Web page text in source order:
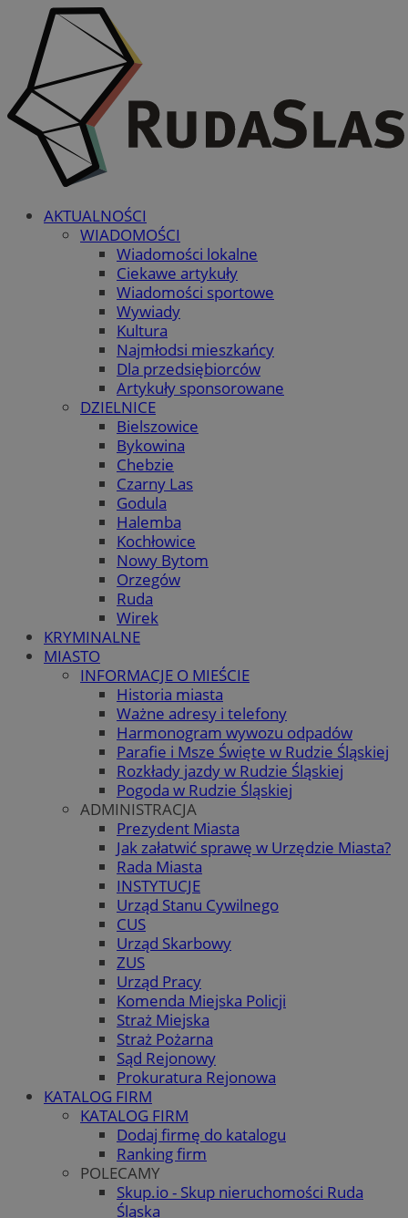
AKTUALNOŚCI
WIADOMOŚCI
Wiadomości lokalne
Ciekawe artykuły
Wiadomości sportowe
Wywiady
Kultura
Najmłodsi mieszkańcy
Dla przedsiębiorców
Artykuły sponsorowane
DZIELNICE
Bielszowice
Bykowina
Chebzie
Czarny Las
Godula
Halemba
Kochłowice
Nowy Bytom
Orzegów
Ruda
Wirek
KRYMINALNE
MIASTO
INFORMACJE O MIEŚCIE
Historia miasta
Ważne adresy i telefony
Harmonogram wywozu odpadów
Parafie i Msze Święte w Rudzie Śląskiej
Rozkłady jazdy w Rudzie Śląskiej
Pogoda w Rudzie Śląskiej
ADMINISTRACJA
Prezydent Miasta
Jak załatwić sprawę w Urzędzie Miasta?
Rada Miasta
INSTYTUCJE
Urząd Stanu Cywilnego
CUS
Urząd Skarbowy
ZUS
Urząd Pracy
Komenda Miejska Policji
Straż Miejska
Straż Pożarna
Sąd Rejonowy
Prokuratura Rejonowa
KATALOG FIRM
KATALOG FIRM
Dodaj firmę do katalogu
Ranking firm
POLECAMY
Skup.io - Skup nieruchomości Ruda
Śląska